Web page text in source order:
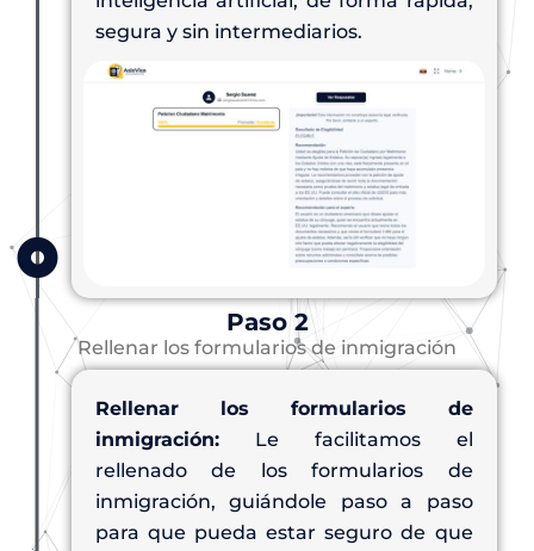
segura y sin intermediarios.
Paso 2
Rellenar los formularios de inmigración
Rellenar los formularios de
inmigración: Le facilitamos el
rellenado de los formularios de
inmigración, guiándole paso a paso
para que pueda estar seguro de que